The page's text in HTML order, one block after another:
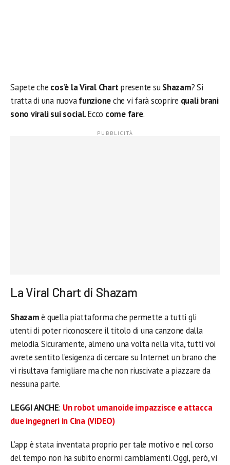
Sapete che cos’è la Viral Chartpresente suShazam? Si
tratta di una nuovafunzioneche vi farà scoprire quali brani
sono virali sui social. Ecco come fare.
La Viral Chart di Shazam
Shazamè quella piattaforma che permette a tutti gli
utenti di poter riconoscere il titolo di una canzone dalla
melodia. Sicuramente, almeno una volta nella vita, tutti voi
avrete sentito l’esigenza di cercare su Internet un brano che
vi risultava famigliare ma che non riuscivate a piazzare da
nessuna parte.
LEGGI ANCHE: Un robot umanoide impazzisce e attacca
due ingegneri in Cina (VIDEO)
L’app è stata inventata proprio per tale motivo e nel corso
del tempo non ha subito enormi cambiamenti. Oggi, però, vi